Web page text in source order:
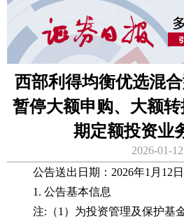
西部利得均衡优选混
暂停大额申购、大额
期定额投资业
2026-01-12
公告送出日期：2026年1月12日
1. 公告基本信息
注:（1）为投资管理及保护基